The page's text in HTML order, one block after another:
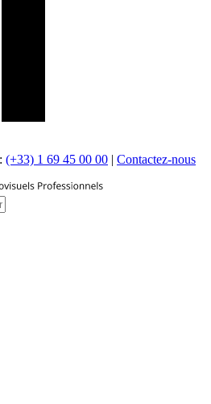
(+33) 1 69 45 00 00 | Contactez-nous